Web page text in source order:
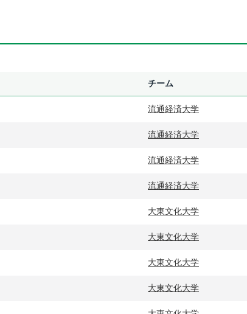
チーム
流通経済大学
流通経済大学
流通経済大学
流通経済大学
大東文化大学
大東文化大学
大東文化大学
大東文化大学